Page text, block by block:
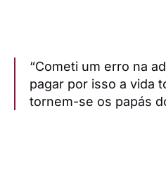
“Cometi um erro na
pagar por isso a vida
tornem-se os papás